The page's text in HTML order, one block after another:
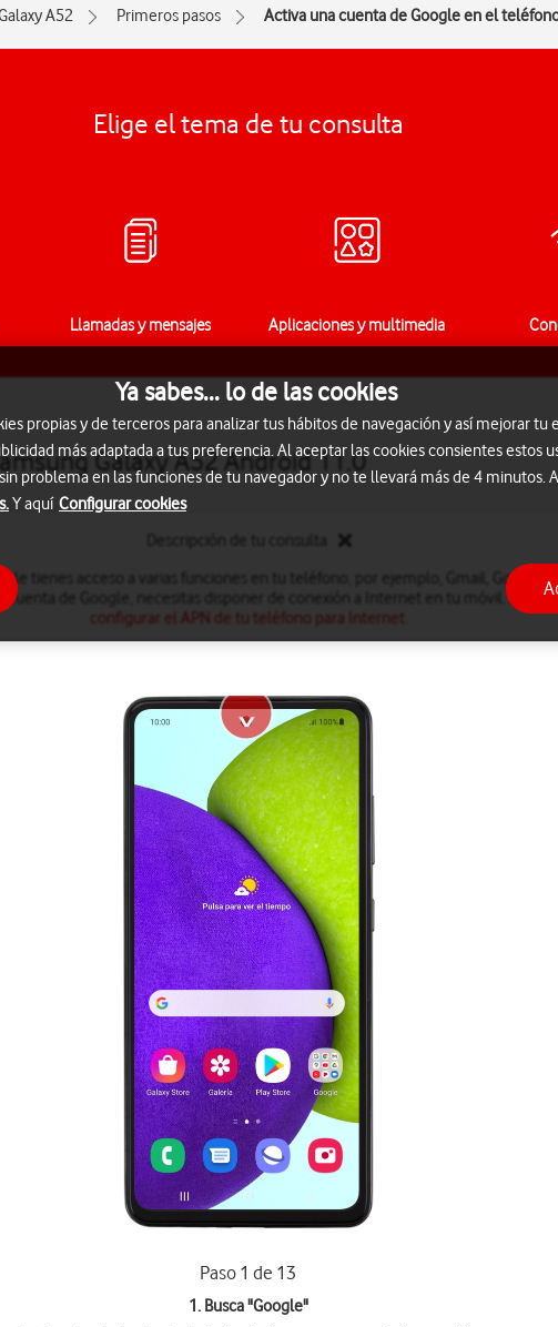
A52 Primeros pasos Activa una cuenta de Google en el
Elige el tema de tu consulta
Llamadas y mensajes Aplicaciones y multimedia
Galaxy A52 Android 11.0
tienes acceso a varias funciones en tu teléfono, por ejemplo, Gmail, Google
cuenta de Google, necesitas disponer de conexión a Internet en tu móvil. Si no
configurar el APN de tu teléfono para Internet
Paso 1 de 13
1. Busca "Google"
Ya sabes... lo de las cookies
propias y de terceros para analizar tus hábitos de navegación y así mejorar tu
más adaptada a tus preferencia. Al aceptar las cookies consientes estos
problema en las funciones de tu navegador y no te llevará más de 4 minutos.
Y aquí Configurar cookies